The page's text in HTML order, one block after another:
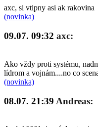
axc, si vtipny asi ak rakovina
(novinka)
09.07. 09:32 axc:
Ako vždy proti systému,
lídrom a vojnám....no co
(novinka)
08.07. 21:39 Andreas: